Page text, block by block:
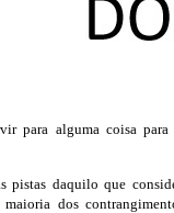
para alguma coisa
pistas daquilo que
dos